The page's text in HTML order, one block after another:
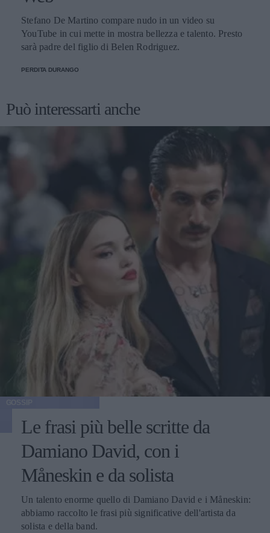
Stefano De Martino compare nudo in un video su
YouTube in cui mette in mostra bellezza e talento. Presto
sarà padre del figlio di Belen Rodriguez.
PERDITA DURANGO
Può interessarti anche
Le frasi più belle scritte da
Damiano David, con i
Måneskin e da solista
Un talento enorme quello di Damiano David e i Måneskin:
abbiamo raccolto le frasi più significative dell'artista da
solista e della band.